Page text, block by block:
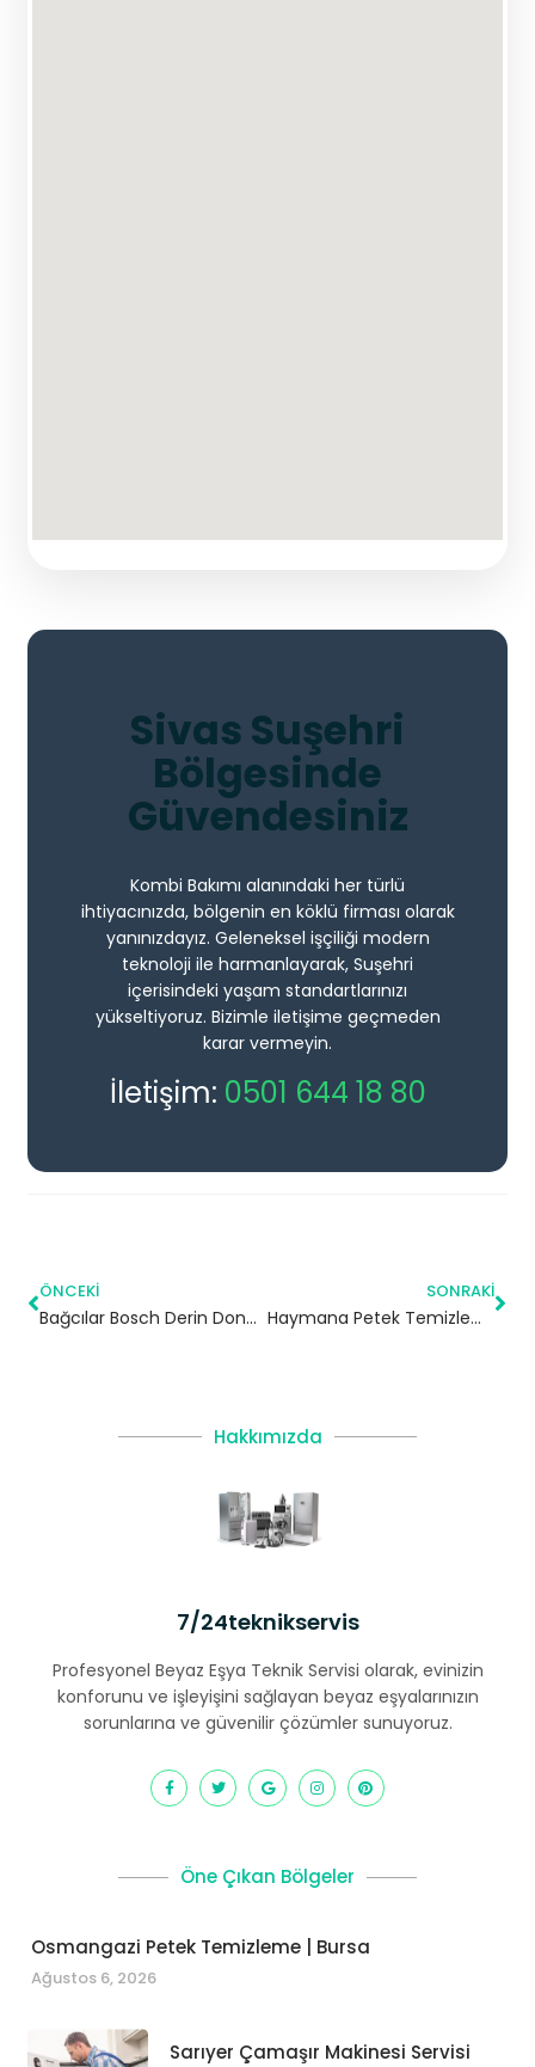
Sivas Suşehri
Bölgesinde
Güvendesiniz
Kombi Bakımı alanındaki her türlü
ihtiyacınızda, bölgenin en köklü firması olarak
yanınızdayız. Geleneksel işçiliği modern
teknoloji ile harmanlayarak, Suşehri
içerisindeki yaşam standartlarınızı
yükseltiyoruz. Bizimle iletişime geçmeden
karar vermeyin.
İletişim: 0501 644 18 80
ÖNCEKI
Bağcılar Bosch Derin Dondurucu Servisi
SONRAKI
Haymana Petek Temizleme | Ankara
Hakkımızda
7/24teknikservis
Profesyonel Beyaz Eşya Teknik Servisi olarak, evinizin
konforunu ve işleyişini sağlayan beyaz eşyalarınızın
sorunlarına ve güvenilir çözümler sunuyoruz.
Öne Çıkan Bölgeler
Osmangazi Petek Temizleme | Bursa
Ağustos 6, 2026
Sarıyer Çamaşır Makinesi Servisi